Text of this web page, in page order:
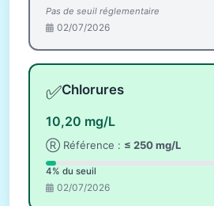
Pas de seuil réglementaire
02/07/2026
✅Chlorures
10,20 mg/L
Ⓡ Référence : ≤ 250 mg/L
4% du seuil
02/07/2026